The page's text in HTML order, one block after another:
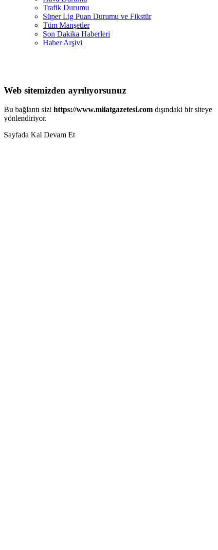
Trafik Durumu
Süper Lig Puan Durumu ve Fikstür
Tüm Manşetler
Son Dakika Haberleri
Haber Arşivi
Web sitemizden ayrılıyorsunuz
Bu bağlantı sizi https://www.milatgazetesi.com dışındaki bir siteye
yönlendiriyor.
Sayfada Kal Devam Et